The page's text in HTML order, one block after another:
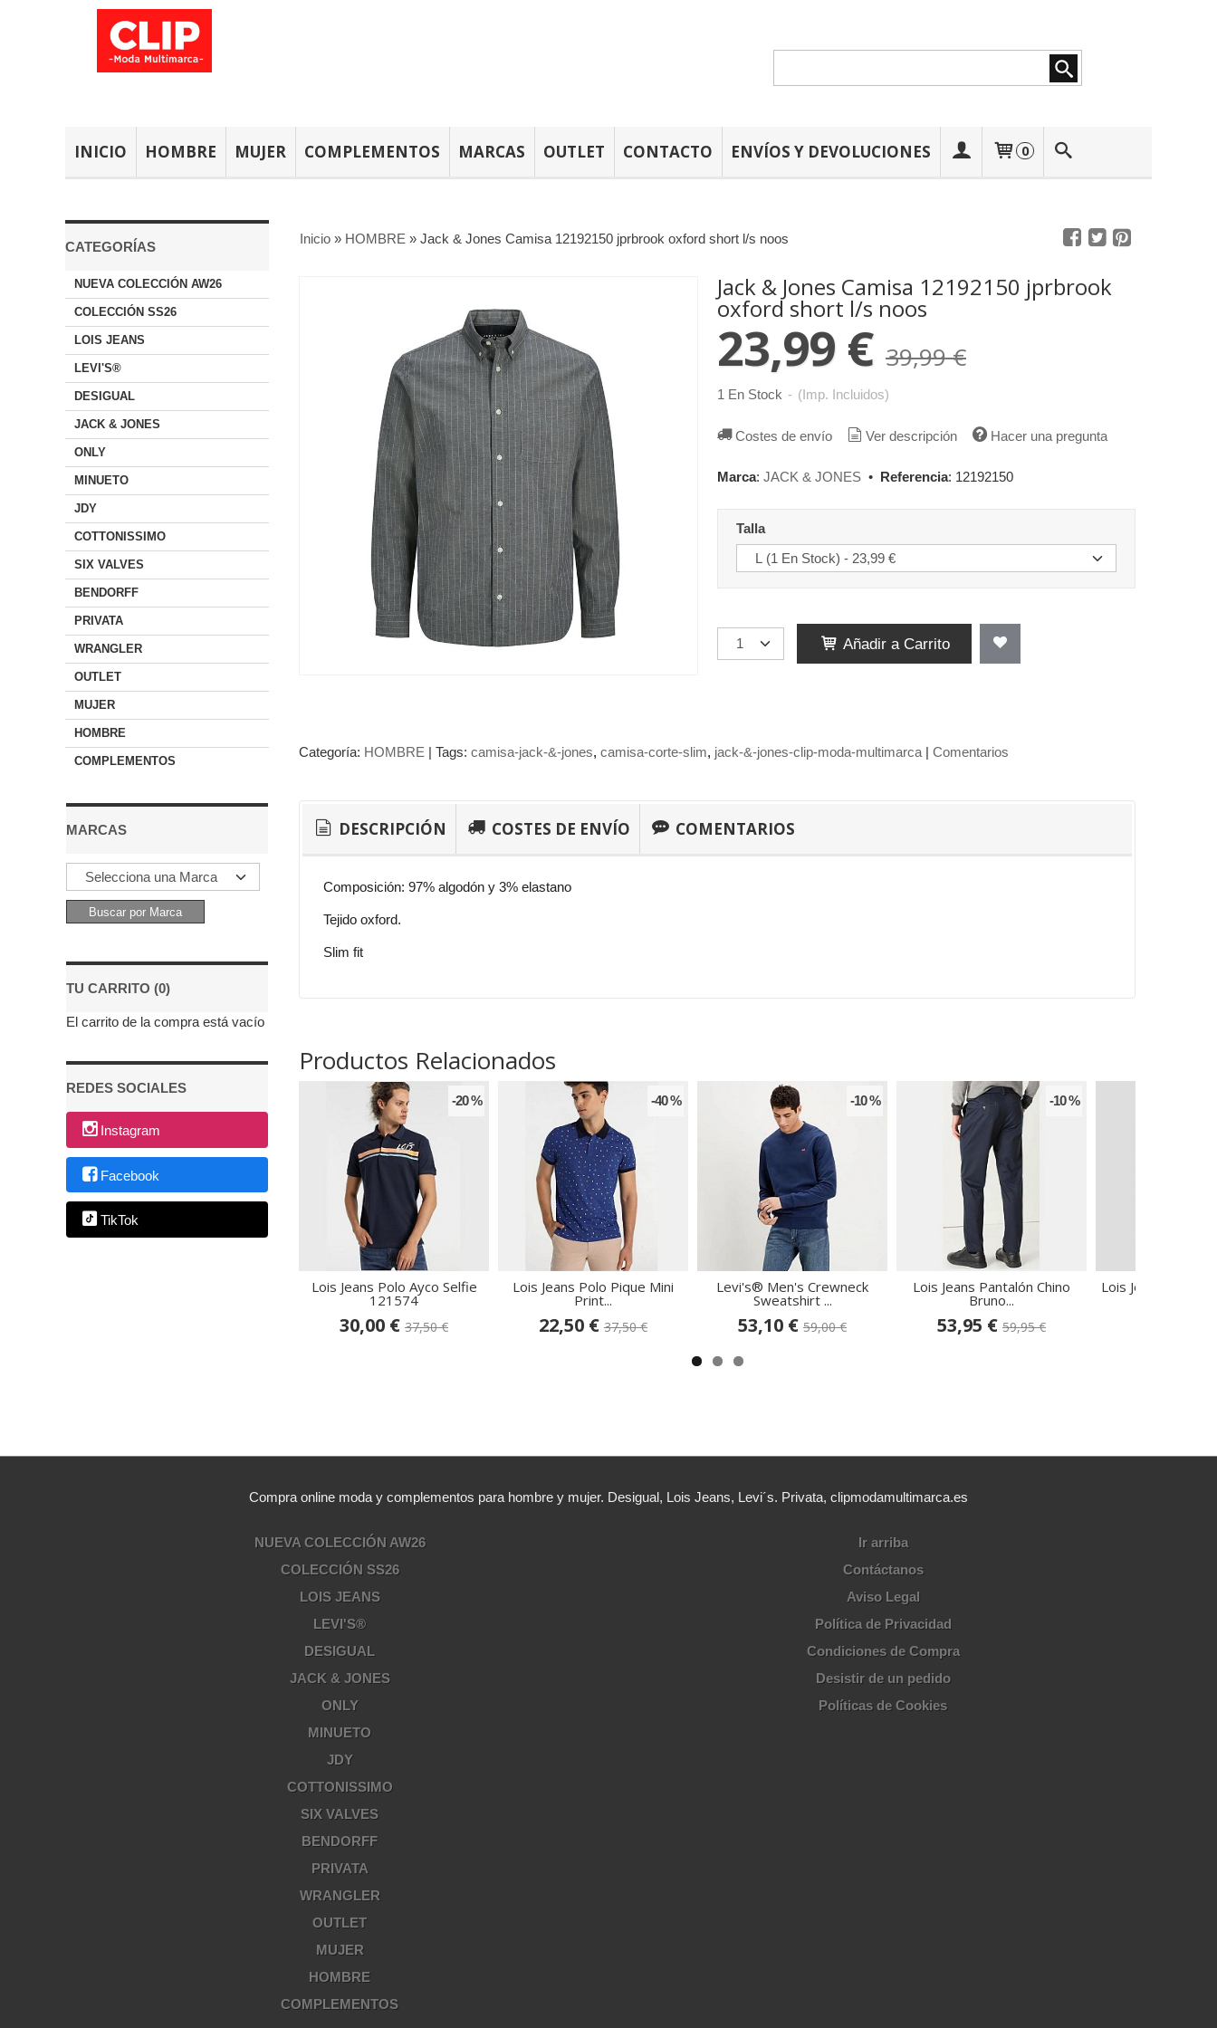
INICIO HOMBRE MUJER COMPLEMENTOS MARCAS OUTLET CONTACTO ENVÍOS Y DEVOLUCIONES 0
CATEGORÍAS
NUEVA COLECCIÓN AW26
COLECCIÓN SS26
LOIS JEANS
LEVI'S®
DESIGUAL
JACK & JONES
ONLY
MINUETO
JDY
COTTONISSIMO
SIX VALVES
BENDORFF
PRIVATA
WRANGLER
OUTLET
MUJER
HOMBRE
COMPLEMENTOS
MARCAS
TU CARRITO (0)
El carrito de la compra está vacío
REDES SOCIALES
Instagram
Facebook
TikTok
Inicio » HOMBRE » Jack & Jones Camisa 12192150 jprbrook oxford short l/s noos
Jack & Jones Camisa 12192150 jprbrook
oxford short l/s noos
23,99 € 39,99 €
1 En Stock - (Imp. Incluidos)
Costes de envío Ver descripción Hacer una pregunta
Marca: JACK & JONES • Referencia: 12192150
Talla
Añadir a Carrito
Categoría: HOMBRE | Tags: camisa-jack-&-jones camisa-corte-slim jack-&-jones-clip-moda-multimarca | Comentarios
DESCRIPCIÓN COSTES DE ENVÍO COMENTARIOS
Composición: 97% algodón y 3% elastano
Tejido oxford.
Slim fit
Productos Relacionados
-20 %
Lois Jeans Polo Ayco Selfie
121574
30,00 € 37,50 €
-40 %
Lois Jeans Polo Pique Mini
Print...
22,50 € 37,50 €
-10 %
Levi's® Men's Crewneck
Sweatshirt ...
53,10 € 59,00 €
-10 %
Lois Jeans Pantalón Chino
Bruno...
53,95 € 59,95 €
Lois Jeans Jersey
Compra online moda y complementos para hombre y mujer. Desigual, Lois Jeans, Levi´s. Privata, clipmodamultimarca.es
NUEVA COLECCIÓN AW26
COLECCIÓN SS26
LOIS JEANS
LEVI'S®
DESIGUAL
JACK & JONES
ONLY
MINUETO
JDY
COTTONISSIMO
SIX VALVES
BENDORFF
PRIVATA
WRANGLER
OUTLET
MUJER
HOMBRE
COMPLEMENTOS
Ir arriba
Contáctanos
Aviso Legal
Política de Privacidad
Condiciones de Compra
Desistir de un pedido
Políticas de Cookies